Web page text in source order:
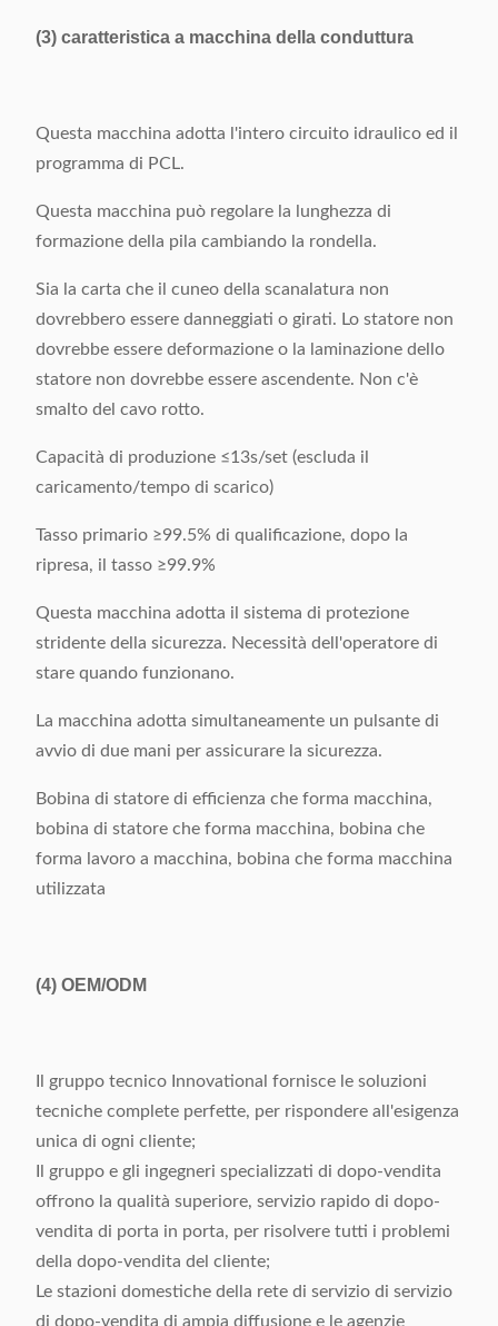
(3) caratteristica a macchina della conduttura
Questa macchina adotta l'intero circuito idraulico ed il
programma di PCL.
Questa macchina può regolare la lunghezza di
formazione della pila cambiando la rondella.
Sia la carta che il cuneo della scanalatura non
dovrebbero essere danneggiati o girati. Lo statore non
dovrebbe essere deformazione o la laminazione dello
statore non dovrebbe essere ascendente. Non c'è
smalto del cavo rotto.
Capacità di produzione ≤13s/set (escluda il
caricamento/tempo di scarico)
Tasso primario ≥99.5% di qualificazione, dopo la
ripresa, il tasso ≥99.9%
Questa macchina adotta il sistema di protezione
stridente della sicurezza. Necessità dell'operatore di
stare quando funzionano.
La macchina adotta simultaneamente un pulsante di
avvio di due mani per assicurare la sicurezza.
Bobina di statore di efficienza che forma macchina,
bobina di statore che forma macchina, bobina che
forma lavoro a macchina, bobina che forma macchina
utilizzata
(4) OEM/ODM
Il gruppo tecnico Innovational fornisce le soluzioni
tecniche complete perfette, per rispondere all'esigenza
unica di ogni cliente;
Il gruppo e gli ingegneri specializzati di dopo-vendita
offrono la qualità superiore, servizio rapido di dopo-
vendita di porta in porta, per risolvere tutti i problemi
della dopo-vendita del cliente;
Le stazioni domestiche della rete di servizio di servizio
di dopo-vendita di ampia diffusione e le agenzie